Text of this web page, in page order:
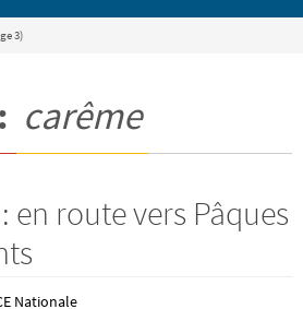
3)
carême
en route vers Pâques
Nationale